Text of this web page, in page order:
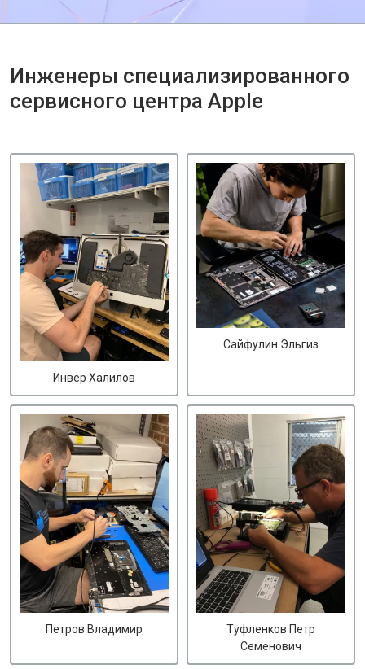
Инженеры специализированного
сервисного центра Apple
Инвер Халилов
Сайфулин Эльгиз
Петров Владимир
Туфленков Петр
Семенович